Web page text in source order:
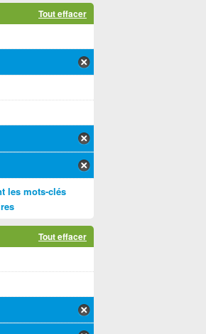
Tout effacer
les mots-clés
Tout effacer